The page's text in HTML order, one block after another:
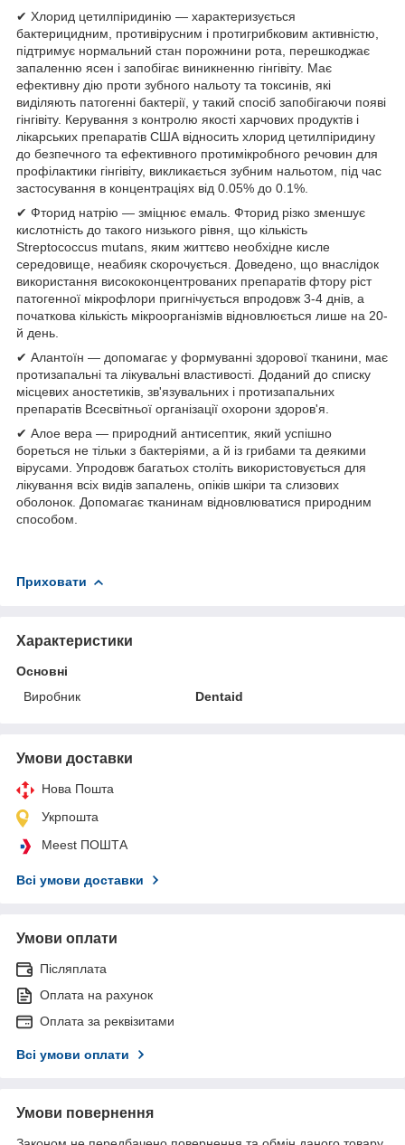
✔ Хлорид цетилпіридинію — характеризується
бактерицидним, противірусним і протигрибковим активністю,
підтримує нормальний стан порожнини рота, перешкоджає
запаленню ясен і запобігає виникненню гінгівіту. Має
ефективну дію проти зубного нальоту та токсинів, які
виділяють патогенні бактерії, у такий спосіб запобігаючи появі
гінгівіту. Керування з контролю якості харчових продуктів і
лікарських препаратів США відносить хлорид цетилпіридину
до безпечного та ефективного протимікробного речовин для
профілактики гінгівіту, викликається зубним нальотом, під час
застосування в концентраціях від 0.05% до 0.1%.
✔ Фторид натрію — зміцнює емаль. Фторид різко зменшує
кислотність до такого низького рівня, що кількість
Streptococcus mutans, яким життєво необхідне кисле
середовище, неабияк скорочується. Доведено, що внаслідок
використання висококонцентрованих препаратів фтору ріст
патогенної мікрофлори пригнічується впродовж 3-4 днів, а
початкова кількість мікроорганізмів відновлюється лише на 20-
й день.
✔ Алантоїн — допомагає у формуванні здорової тканини, має
протизапальні та лікувальні властивості. Доданий до списку
місцевих аностетиків, зв'язувальних і протизапальних
препаратів Всесвітньої організації охорони здоров'я.
✔ Алое вера — природний антисептик, який успішно
бореться не тільки з бактеріями, а й із грибами та деякими
вірусами. Упродовж багатьох століть використовується для
лікування всіх видів запалень, опіків шкіри та слизових
оболонок. Допомагає тканинам відновлюватися природним
способом.
Приховати
Характеристики
Основні
Виробник
Dentaid
Умови доставки
Нова Пошта
Укрпошта
Meest ПОШТА
Всі умови доставки
Умови оплати
Післяплата
Оплата на рахунок
Оплата за реквізитами
Всі умови оплати
Умови повернення